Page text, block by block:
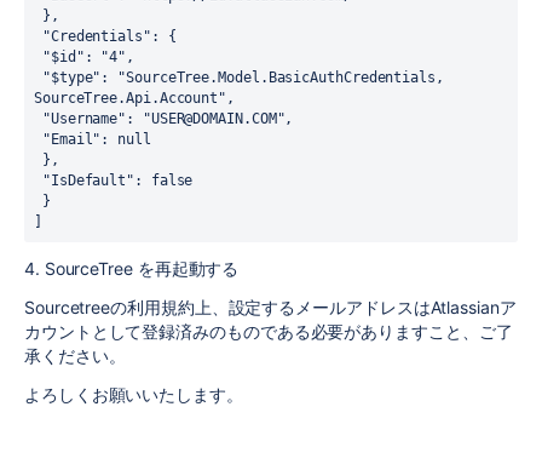
},
"Credentials": {
"$id": "4",
SourceTree.Api.Account",
"Username": "USER@DOMAIN.COM",
"Email": null
},
"IsDefault": false
}
4. SourceTree を再起動する
Sourcetreeの利用規約上、設定するメールアドレスはAtlassianア
カウントとして登録済みのものである必要がありますこと、ご了
承ください。
よろしくお願いいたします。